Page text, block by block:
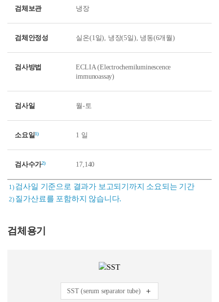
검체보관 냉장
검체안정성 실온(1일), 냉장(5일), 냉동(6개월)
검사방법
ECLIA (Electrochemiluminescence
immunoassay)
검사일 월-토
소요일1) 1 일
검사수가2) 17,140
1) 검사일 기준으로 결과가 보고되기까지 소요되는 기간
2) 질가산료를 포함하지 않습니다.
검체용기
SST (serum separator tube)